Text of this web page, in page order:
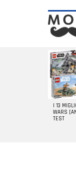
LATEST
STORIES
I 13
WARS
TEST